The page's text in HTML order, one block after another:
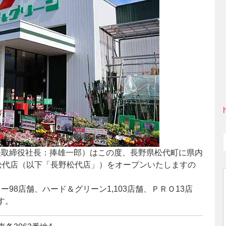
役社長：捧雄一郎）はこの度、長野県松代町に県内
店（以下「長野松代店」）をオープンいたしますの
店舗、ハード＆グリーン1,103店舗、ＰＲＯ13店